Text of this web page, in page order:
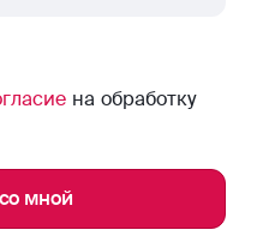
на обработку
мной